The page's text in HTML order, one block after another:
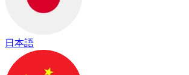
日本語